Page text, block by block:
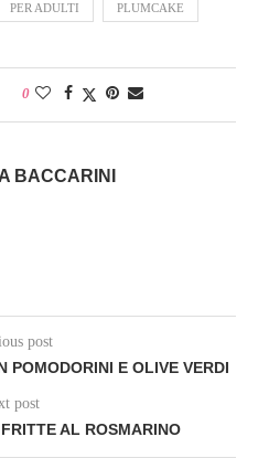
PER ADULTI PLUMCAKE
0
BACCARINI
post
POMODORINI E OLIVE VERDI
post
AL ROSMARINO